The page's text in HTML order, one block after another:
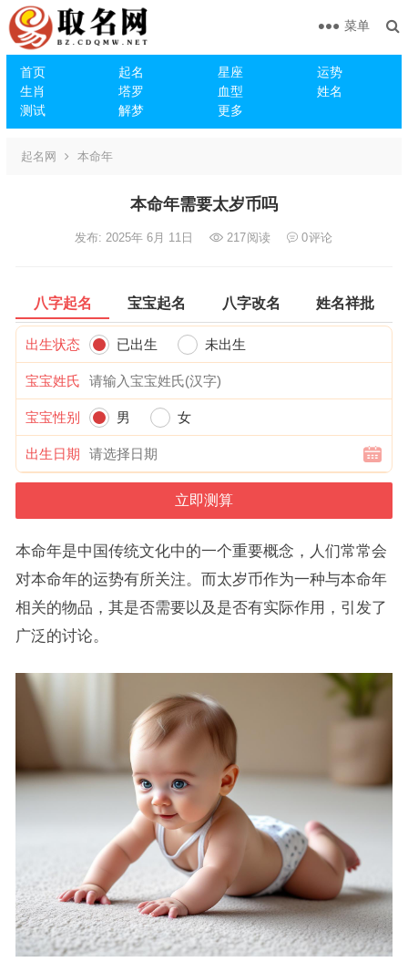
首页 起名 星座
运势
生肖
塔罗 血型
姓名
测试
解梦 更多
菜单
起名网 本命年
本命年需要太岁币吗
发布: 2025年 6月 11日 217阅读 0评论
八字起名 宝宝起名 八字改名 姓名祥批
出生状态 已出生 未出生
宝宝姓氏
宝宝性别 男 女
出生日期
本命年是中国传统文化中的一个重要概念，人们常常会
对本命年的运势有所关注。而太岁币作为一种与本命年
相关的物品，其是否需要以及是否有实际作用，引发了
广泛的讨论。